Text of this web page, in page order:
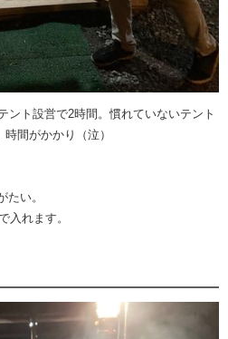
ント設営で2時間。慣れていないテント
間がかかり（泣）
い。
入れます。